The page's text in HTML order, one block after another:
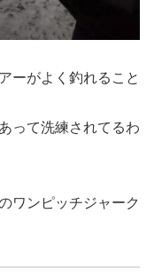
ーがよく釣れること
って洗練されてるわ
ワンピッチジャーク